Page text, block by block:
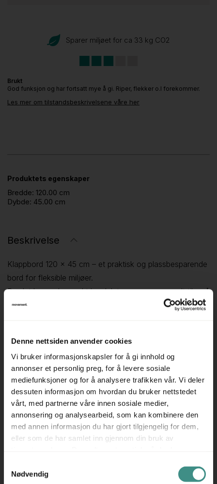
Denne nettsiden anvender cookies
Vi bruker informasjonskapsler for å gi innhold og
annonser et personlig preg, for å levere sosiale
mediefunksjoner og for å analysere trafikken vår. Vi deler
dessuten informasjon om hvordan du bruker nettstedet
vårt, med partnerne våre innen sosiale medier,
annonsering og analysearbeid, som kan kombinere den
med annen informasjon du har gjort tilgjengelig for dem,
eller som de har samlet inn gjennom din bruk av
Nødvendig
Sparer miljøet for ca 33 kg CO2
Brukt
God funksjon og har fortsatt mye å gi. Riper, flekker o.l forekommer.
Les mer om tilstandsbeskrivelsene våre her
Produktets egenskaper
Bredde: 120.00 cm
Dybde: 45.00 cm
Beskrivelse
Klappbord 120 × 45 cm – et praktisk og plassbesparende
bord for fleksible miljøer.
Bordet har en kompakt bordplate som passer godt til små
kontorplasser, kantina, pauserom eller hjemmekontor. Når
▪ Størrelse 120 × 45 cm – kompakt og lett å plassere
▪ Sammenleggbart – enkel oppbevaring ved behov
▪ Egnet for små møter, pauser eller fleksible
arbeidsplasser
Klappbordet er et godt valg for deg som ønsker
fleksibilitet, enkelhet og gjenbruk i hjelp – brukt er det
nye.
Produsent: ukjent